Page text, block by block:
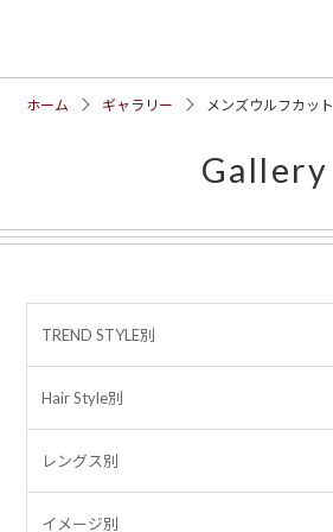
ホーム ギャラリー メンズウルフカット
Gallery
TREND STYLE別
Hair Style別
レングス別
イメージ別